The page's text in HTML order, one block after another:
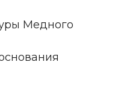
Медного